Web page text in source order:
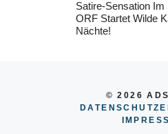
Satire-Sensation Im
ORF Startet Wilde
Nächte!
© 2026